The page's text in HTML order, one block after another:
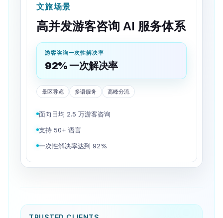
文旅场景
高并发游客咨询 AI 服务体系
游客咨询一次性解决率
92% 一次解决率
景区导览 多语服务 高峰分流
面向日均 2.5 万游客咨询
支持 50+ 语言
一次性解决率达到 92%